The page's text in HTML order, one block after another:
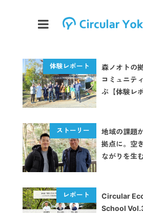
森ノオトの
コミュニテ
ぶ【体験レ
地域の課題
拠点に。空
ながりを生
Circular
School